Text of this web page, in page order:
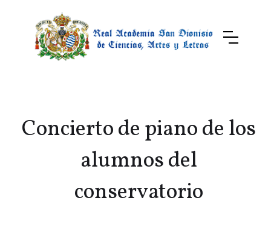
Concierto de piano de los
alumnos del
conservatorio